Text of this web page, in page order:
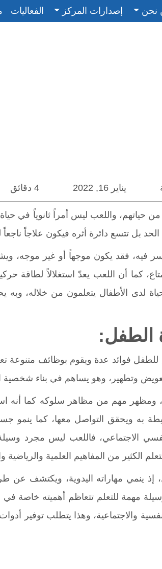
نحن إصدارات المركز الفعاليات
يناير 16, 2022
حياتهم، واللعب ليس أمراً ثانوياً في
بل تتسع دائرة أثره فيكون علاجاً
فيه، فقد يكون موجهاً أو غير موجه،
كما أن اللعب يعدّ استغلالاً لطاقة
لدى الأطفال يتعلمون من خلاله، وبه
الطفل:
فوائد عدة ويقوم بوظائف متنوعة
وتطهير، وهو يساهم في بناء شخصية
ومظهر مهم من مظاهر سلوكه كما أنه
به ويحقق التواصل معها، كما ينمو
الاجتماعي، فاللعب ليس مجرد
من المفاهيم العلمية والرياضية
إذ ينمي مهاراته اليدوية، ويكتشف عن
مهمة للتعلم تتعاظم أهميته خاصة
والاجتماعية، وهذا يتطلب توفير